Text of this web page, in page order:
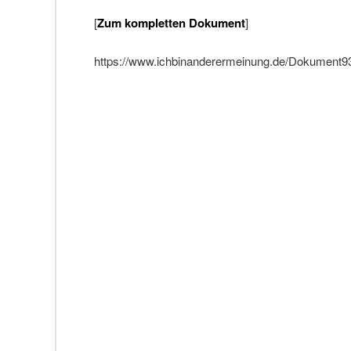
[Zum kompletten Dokument]
https://www.ichbinanderermeinung.de/